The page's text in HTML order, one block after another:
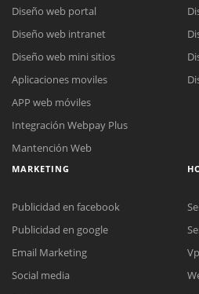
Diseño web portal
Diseño web intranet
Diseño web mini sitios
Aplicaciones moviles
APP web móviles
Integración Webpay Plus
Mantención Web
MARKETING
Publicidad en facebook
Publicidad en google
Email Marketing
Social media